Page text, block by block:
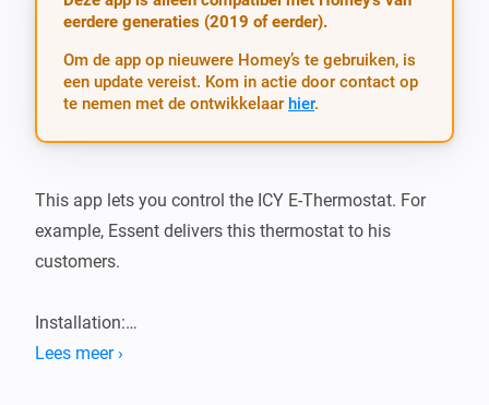
eerdere generaties (2019 of eerder).
Om de app op nieuwere Homey’s te gebruiken, is
een update vereist. Kom in actie door contact op
te nemen met de ontwikkelaar hier.
This app lets you control the ICY E-Thermostat. For
example, Essent delivers this thermostat to his
customers.
Installation:
Lees meer ›